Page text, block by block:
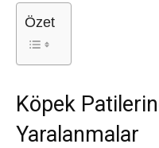
Özet
Köpek
Yaralanmalar